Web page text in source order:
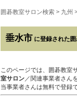
囲碁教室サロン検索 > 九州
垂水市 に登録された
このページでは、囲碁教室
室サロン／関連事業者さん
当事業者さんは無料で登録